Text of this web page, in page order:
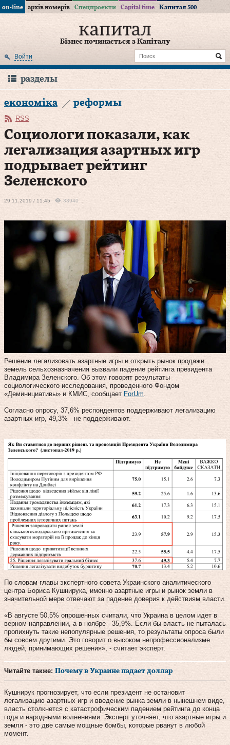
on-line архів номерів Спецпроекти Capital time Капитал 500
Бізнес починається з Капіталу
Войти
разделы
економіка реформы
RSS
Социологи показали, как
легализация азартных игр
подрывает рейтинг
Зеленского
29.11.2019 / 11:45 33940
Решение легализовать азартные игры и открыть рынок продажи
земель сельхозназначения вызвали падение рейтинга президента
Владимира Зеленского. Об этом говорят результаты
социологического исследования, проведенного Фондом
«Деминициативы» и КМИС, сообщает ForUm
Согласно опросу, 37,6% респондентов поддерживают легализацию
азартных игр, 49,3% - не поддерживают.
По словам главы экспертного совета Украинского аналитического
центра Бориса Кушнирука, именно азартные игры и рынок земли в
значительной мере отвечают за падение доверия к действиям власти.
«В августе 50,5% опрошенных считали, что Украина в целом идет в
верном направлении, а в ноябре - 35,9%. Если бы власть не пыталась
пропихнуть такие непопулярные решения, то результаты опроса были
бы совсем другими. Это говорит о высоком непрофессионализме
людей, принимающих решения», - считает эксперт.
Читайте также: Почему в Украине падает доллар
Кушнирук прогнозирует, что если президент не остановит
легализацию азартных игр и введение рынка земли в нынешнем виде,
власть столкнется с катастрофическим падением рейтинга до конца
года и народными волнениями. Эксперт уточняет, что азартные игры и
земля - это две самые мощные бомбы, которые рванут в любой
момент.